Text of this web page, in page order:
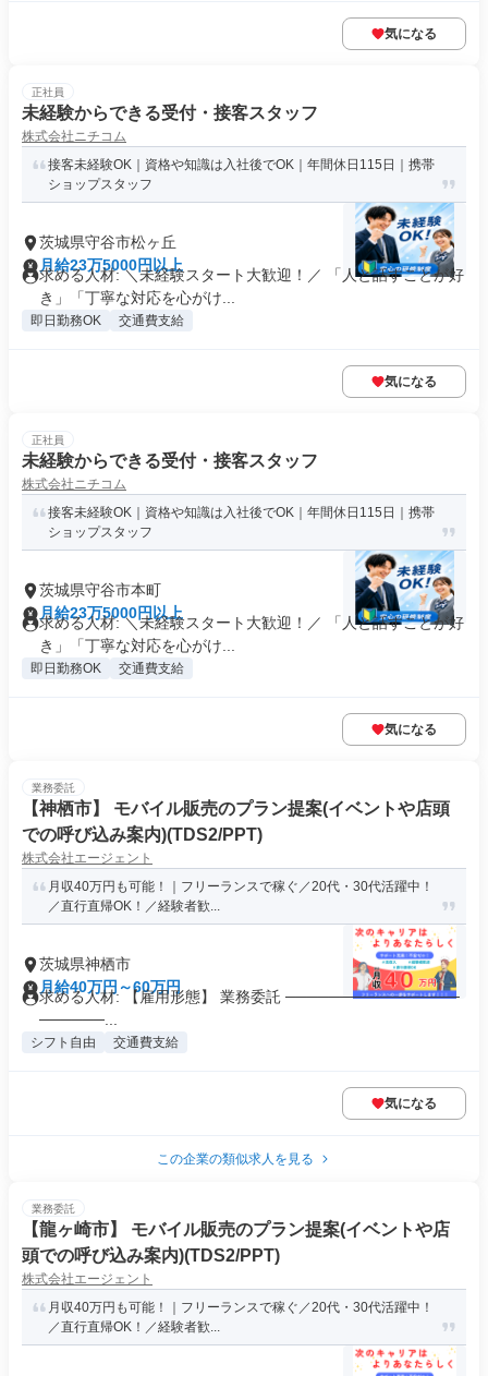
気になる
正社員
未経験からできる受付・接客スタッフ
株式会社ニチコム
接客未経験OK｜資格や知識は入社後でOK｜年間休日115日｜携帯
ショップスタッフ
茨城県守谷市松ヶ丘
月給23万5000円以上
求める人材: ＼未経験スタート大歓迎！／ 「人と話すことが好
き」「丁寧な対応を心がけ...
即日勤務OK 交通費支給
気になる
正社員
未経験からできる受付・接客スタッフ
株式会社ニチコム
接客未経験OK｜資格や知識は入社後でOK｜年間休日115日｜携帯
ショップスタッフ
茨城県守谷市本町
月給23万5000円以上
求める人材: ＼未経験スタート大歓迎！／ 「人と話すことが好
き」「丁寧な対応を心がけ...
即日勤務OK 交通費支給
気になる
業務委託
【神栖市】 モバイル販売のプラン提案(イベントや店頭
での呼び込み案内)(TDS2/PPT)
株式会社エージェント
月収40万円も可能！｜フリーランスで稼ぐ／20代・30代活躍中！
／直行直帰OK！／経験者歓...
茨城県神栖市
月給40万円～60万円
求める人材: 【雇用形態】 業務委託 ────────────────
──────...
シフト自由 交通費支給
気になる
この企業の類似求人を見る
業務委託
【龍ヶ崎市】 モバイル販売のプラン提案(イベントや店
頭での呼び込み案内)(TDS2/PPT)
株式会社エージェント
月収40万円も可能！｜フリーランスで稼ぐ／20代・30代活躍中！
／直行直帰OK！／経験者歓...